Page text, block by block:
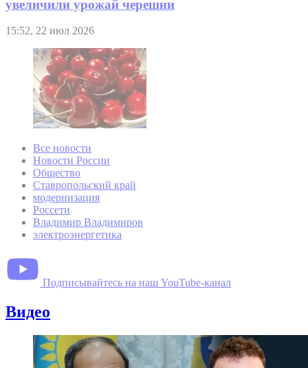
увеличили урожай черешни
15:52, 22 июл 2026
Все новости
Новости России
Общество
Ставропольский край
модернизация
Россети
Владимир Владимиров
электроэнергетика
Подписывайтесь на наш YouTube-канал
Видео